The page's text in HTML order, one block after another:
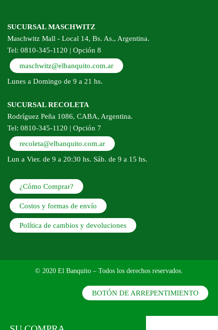
SUCURSAL MASCHWITZ
Maschwitz Mall - Local 14, Bs. As., Argentina.
Tel: 0810-345-1120 | Opción 8
maschwitz@elbanquito.com.ar
Lunes a Domingo de 9 a 21 hs.
SUCURSAL RECOLETA
Rodríguez Peña 1086, CABA, Argentina.
Tel: 0810-345-1120 | Opción 7
recoleta@elbanquito.com.ar
Lun a Vier. de 9 a 20:30 hs. Sáb. de 9 a 15 hs.
¿Cómo Comprar?
Costos y formas de envío
Política de cambios y devoluciones
© 2020 El Banquito – Todos los derechos reservados.
BOTÓN DE ARREPENTIMIENTO